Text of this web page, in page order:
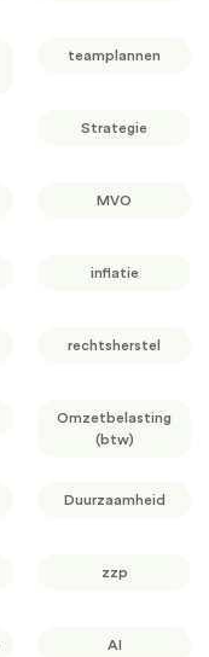
teamplannen
Strategie
MVO
inflatie
rechtsherstel
Omzetbelasting
(btw)
Duurzaamheid
zzp
AI